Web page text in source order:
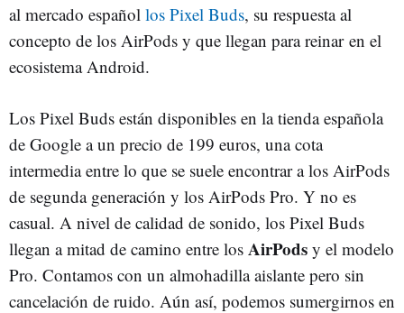
al mercado español los Pixel Buds, su respuesta al
concepto de los AirPods y que llegan para reinar en el
ecosistema Android.
Los Pixel Buds están disponibles en la tienda española
de Google a un precio de 199 euros, una cota
intermedia entre lo que se suele encontrar a los AirPods
de segunda generación y los AirPods Pro. Y no es
casual. A nivel de calidad de sonido, los Pixel Buds
llegan a mitad de camino entre los AirPods y el modelo
Pro. Contamos con un almohadilla aislante pero sin
cancelación de ruido. Aún así, podemos sumergirnos en